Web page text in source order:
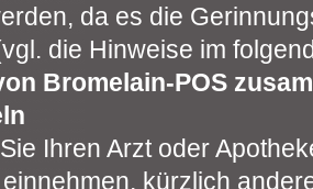
da es die
die Hinweise im
Bromelain-POS
Ihren Arzt oder
kürzlich